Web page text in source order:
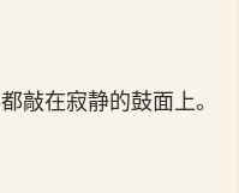
敲在寂静的鼓面上。